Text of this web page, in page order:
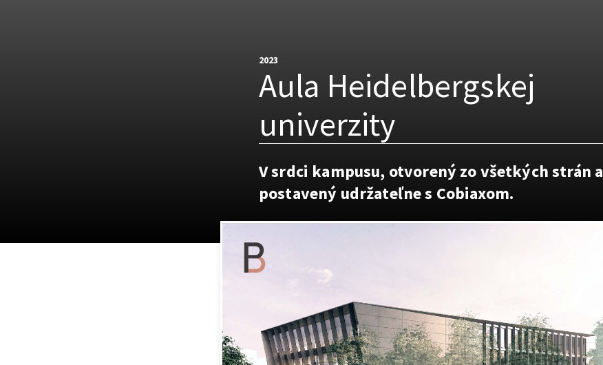
2023
Aula Heidelbergskej
univerzity
V srdci kampusu, otvorený zo všetkých strán a
postavený udržateľne s Cobiaxom.